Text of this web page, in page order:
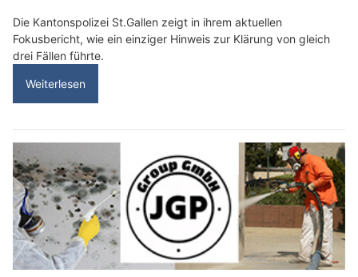
Die Kantonspolizei St.Gallen zeigt in ihrem aktuellen
Fokusbericht, wie ein einziger Hinweis zur Klärung von gleich
drei Fällen führte.
Weiterlesen